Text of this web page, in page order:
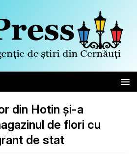
din Hotin și-a
de flori cu
de stat